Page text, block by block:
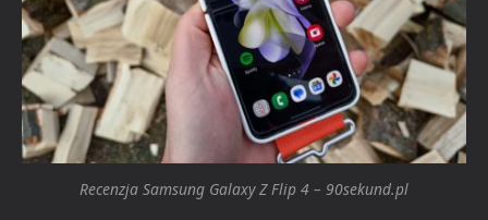
Recenzja Samsung Galaxy Z Flip 4 – 90sekund.pl